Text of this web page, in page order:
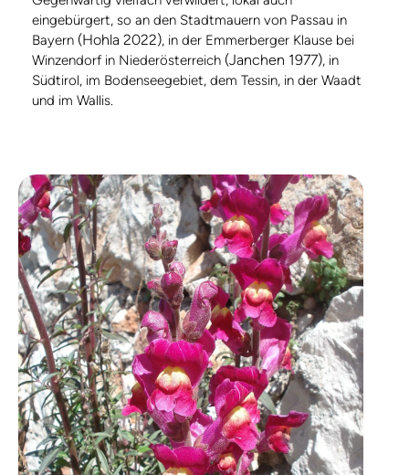
eingebürgert, so an den Stadtmauern von Passau in
Bayern (Hohla 2022), in der Emmerberger Klause bei
Winzendorf in Niederösterreich (Janchen 1977), in
Südtirol, im Bodenseegebiet, dem Tessin, in der Waadt
und im Wallis.